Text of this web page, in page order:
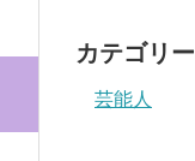
カテゴリー
芸能人